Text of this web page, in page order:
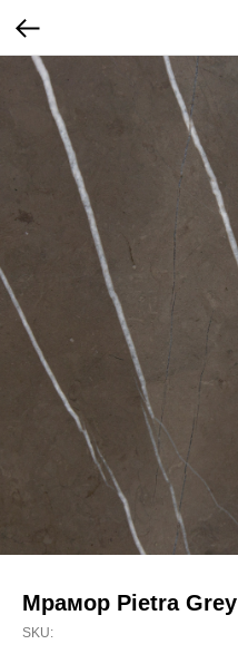
Мрамор Pietra Grey
SKU: